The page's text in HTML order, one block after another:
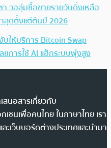
า วอลุ่มซื้อขายรายวันดิ่งเหลือ
สุดตั้งแต่ต้นปี 2026
บให้บริการ Bitcoin Swap
ขการใช้ AI แฮ็กระบบพุ่งสูง
สนอสารเกี่ยวกับ
ชนเพื่อคนไทย ในภาษาไทย เรา
เว็บบอร์ดต่างประเทศและนำมา